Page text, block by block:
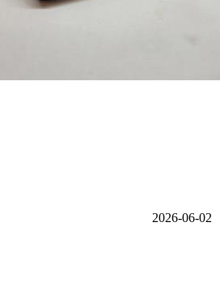
2026-06-02